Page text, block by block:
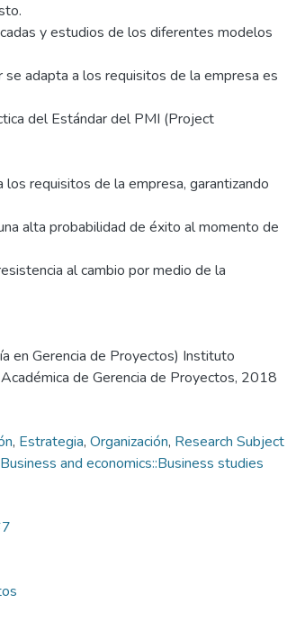
y estudios de los diferentes modelos
adapta a los requisitos de la empresa es
del Estándar del PMI (Project
requisitos de la empresa, garantizando
alta probabilidad de éxito al momento de
al cambio por medio de la
en Gerencia de Proyectos) Instituto
de Gerencia de Proyectos, 2018
, Estrategia, Organización, Research Subject
and economics::Business studies